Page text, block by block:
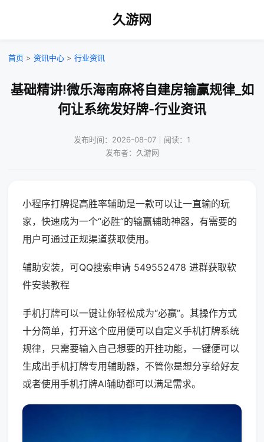
久游网
首页 > 资讯中心 > 行业资讯
基础精讲!微乐海南麻将自建房输赢规律_如
何让系统发好牌-行业资讯
发布时间：2026-08-07｜阅读：1
发布者：久游网
小程序打牌提高胜率辅助是一款可以让一直输的玩
家，快速成为一个“必胜”的输赢辅助神器，有需要的
用户可通过正规渠道获取使用。
辅助安装，可QQ搜索申请 549552478 进群获取软
件安装教程
手机打牌可以一键让你轻松成为“必赢”。其操作方式
十分简单，打开这个应用便可以自定义手机打牌系统
规律，只需要输入自己想要的开挂功能，一键便可以
生成出手机打牌专用辅助器，不管你是想分享给好友
或者使用手机打牌AI辅助都可以满足需求。